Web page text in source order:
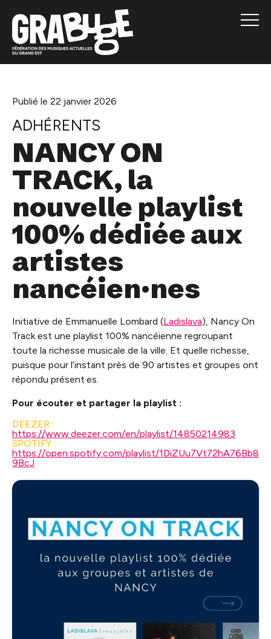
Publié le 22 janvier 2026
ADHÉRENTS
NANCY ON
TRACK, la
nouvelle playlist
100% dédiée aux
artistes
nancéien·nes
Initiative de Emmanuelle Lombard (Ladislava), Nancy On
Track est une playlist 100% nancéienne regroupant
toute la richesse musicale de la ville. Et quelle richesse,
puisque pour l’instant près de 90 artistes et groupes ont
répondu présent·es.
Pour écouter et partager la playlist :
DEEZER :
https://www.deezer.com/en/playlist/14850214983
SPOTIFY :
https://open.spotify.com/playlist/1DiZUu7Vt72hA76Bb8
9BcJ